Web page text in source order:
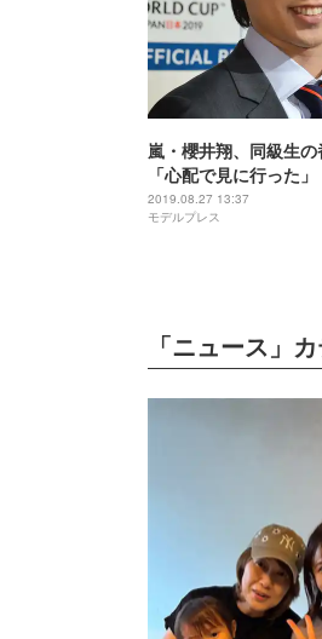
嵐・櫻井翔、同級生
「心配で見に行った」
2019.08.27 13:37
モデルプレス
「ニュース」